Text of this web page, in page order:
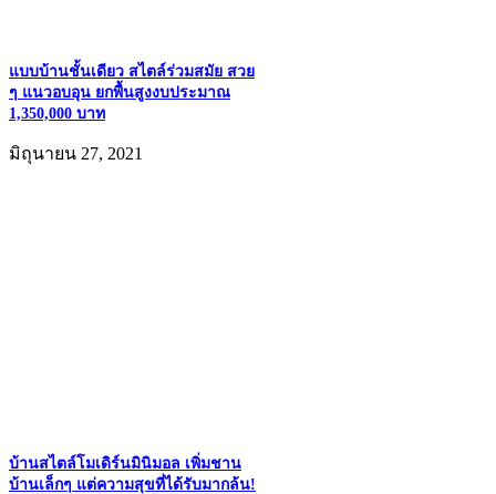
แบบบ้านชั้นเดียว สไตล์ร่วมสมัย สวย
ๆ แนวอบอุน ยกพื้นสูงงบประมาณ
1,350,000 บาท
มิถุนายน 27, 2021
บ้านสไตล์โมเดิร์นมินิมอล เพิ่มชาน
บ้านเล็กๆ แต่ความสุขที่ได้รับมากล้น!